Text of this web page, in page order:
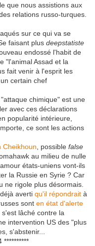
que nous assistions aux
relations russo-turques.
sur ce qui va se
faisant plus deepstatiste
endossé l'habit de
"l'animal Assad et la
fait venir à l'esprit les
certain chef
chimique" est une
avec ces déclarations
popularité intérieure,
ce sont les actions
Cheikhoun , possible false
au milieu de nulle
états-uniens vont-ils
la Russie en Syrie ? Car
ne rigole plus désormais.
averti qu'il répondrait à
sont en état d'alerte
lâché contre la
intervention US des "plus
s'abstenir...
**********